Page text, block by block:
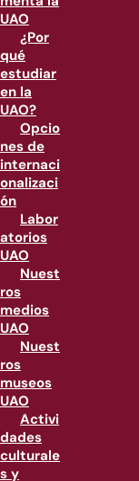
UAO
¿Por
qué
estudiar
en la
UAO?
Opcio
nes de
internaci
onalizaci
ón
Labor
atorios
UAO
Nuest
ros
medios
UAO
Nuest
ros
museos
UAO
Activi
dades
culturale
s y